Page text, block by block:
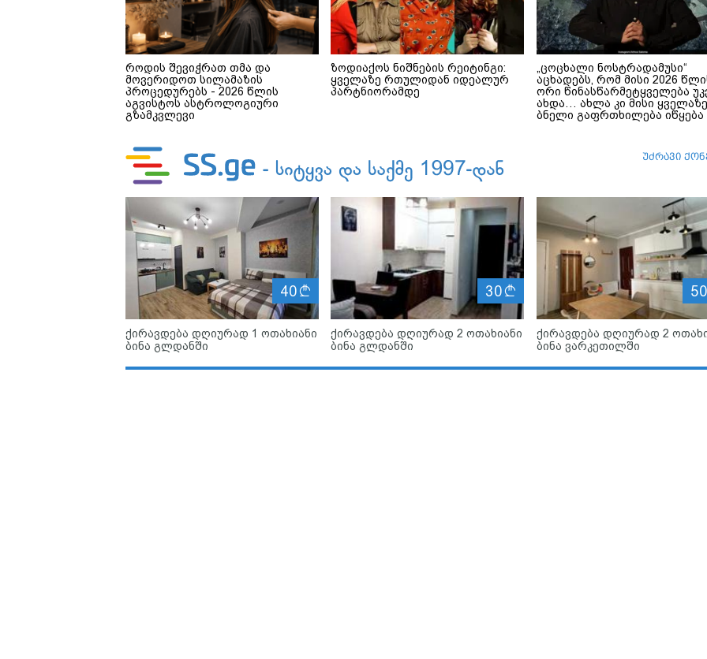
როდის შევიჭრათ თმა და
მოვერიდოთ სილამაზის
პროცედურებს - 2026 წლის
აგვისტოს ასტროლოგიური
გზამკვლევი
ზოდიაქოს ნიშნების რეიტინგი:
ყველაზე რთულიდან იდეალურ
პარტნიორამდე
„ცოცხალი ნოსტრადამუსი“
აცხადებს, რომ მისი 2026
ორი წინასწარმეტყველება
ახდა… ახლა კი მისი ყველაზე
ბნელი გაფრთხილება იწყება
40
ქირავდება დღიურად 1 ოთახიანი
ბინა გლდანში
30
ქირავდება დღიურად 2 ოთახიანი
ბინა გლდანში
ქირავდება დღიურად 2
ბინა ვარკეთილში